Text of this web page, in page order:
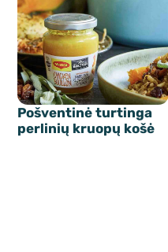
Pošventinė turtinga
perlinių kruopų košė